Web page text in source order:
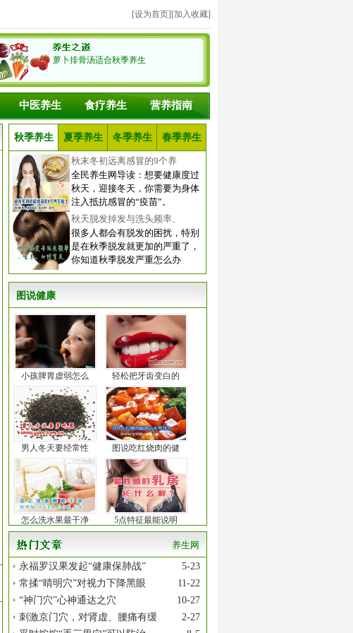
[设为首页][加入收藏]
萝卜排骨汤适合秋季养生
中医养生 食疗养生 营养指南
秋季养生 夏季养生 冬季养生 春季养生
秋末冬初远离感冒的9个养
全民养生网导读：想要健康度过
秋天，迎接冬天，你需要为身体
注入抵抗感冒的“疫苗”。
秋天脱发掉发与洗头频率、
很多人都会有脱发的困扰，特别
是在秋季脱发就更加的严重了，
你知道秋季脱发严重怎么办
图说健康
小孩脾胃虚弱怎么 轻松把牙齿变白的
男人冬天要经常性 图说吃红烧肉的健
怎么洗水果最干净 5点特征最能说明
养生网
5-23
永福罗汉果发起“健康保肺战”
11-22
常揉“晴明穴”对视力下降黑眼
10-27
“神门穴”心神通达之穴
2-27
刺激京门穴，对肾虚、腰痛有缓